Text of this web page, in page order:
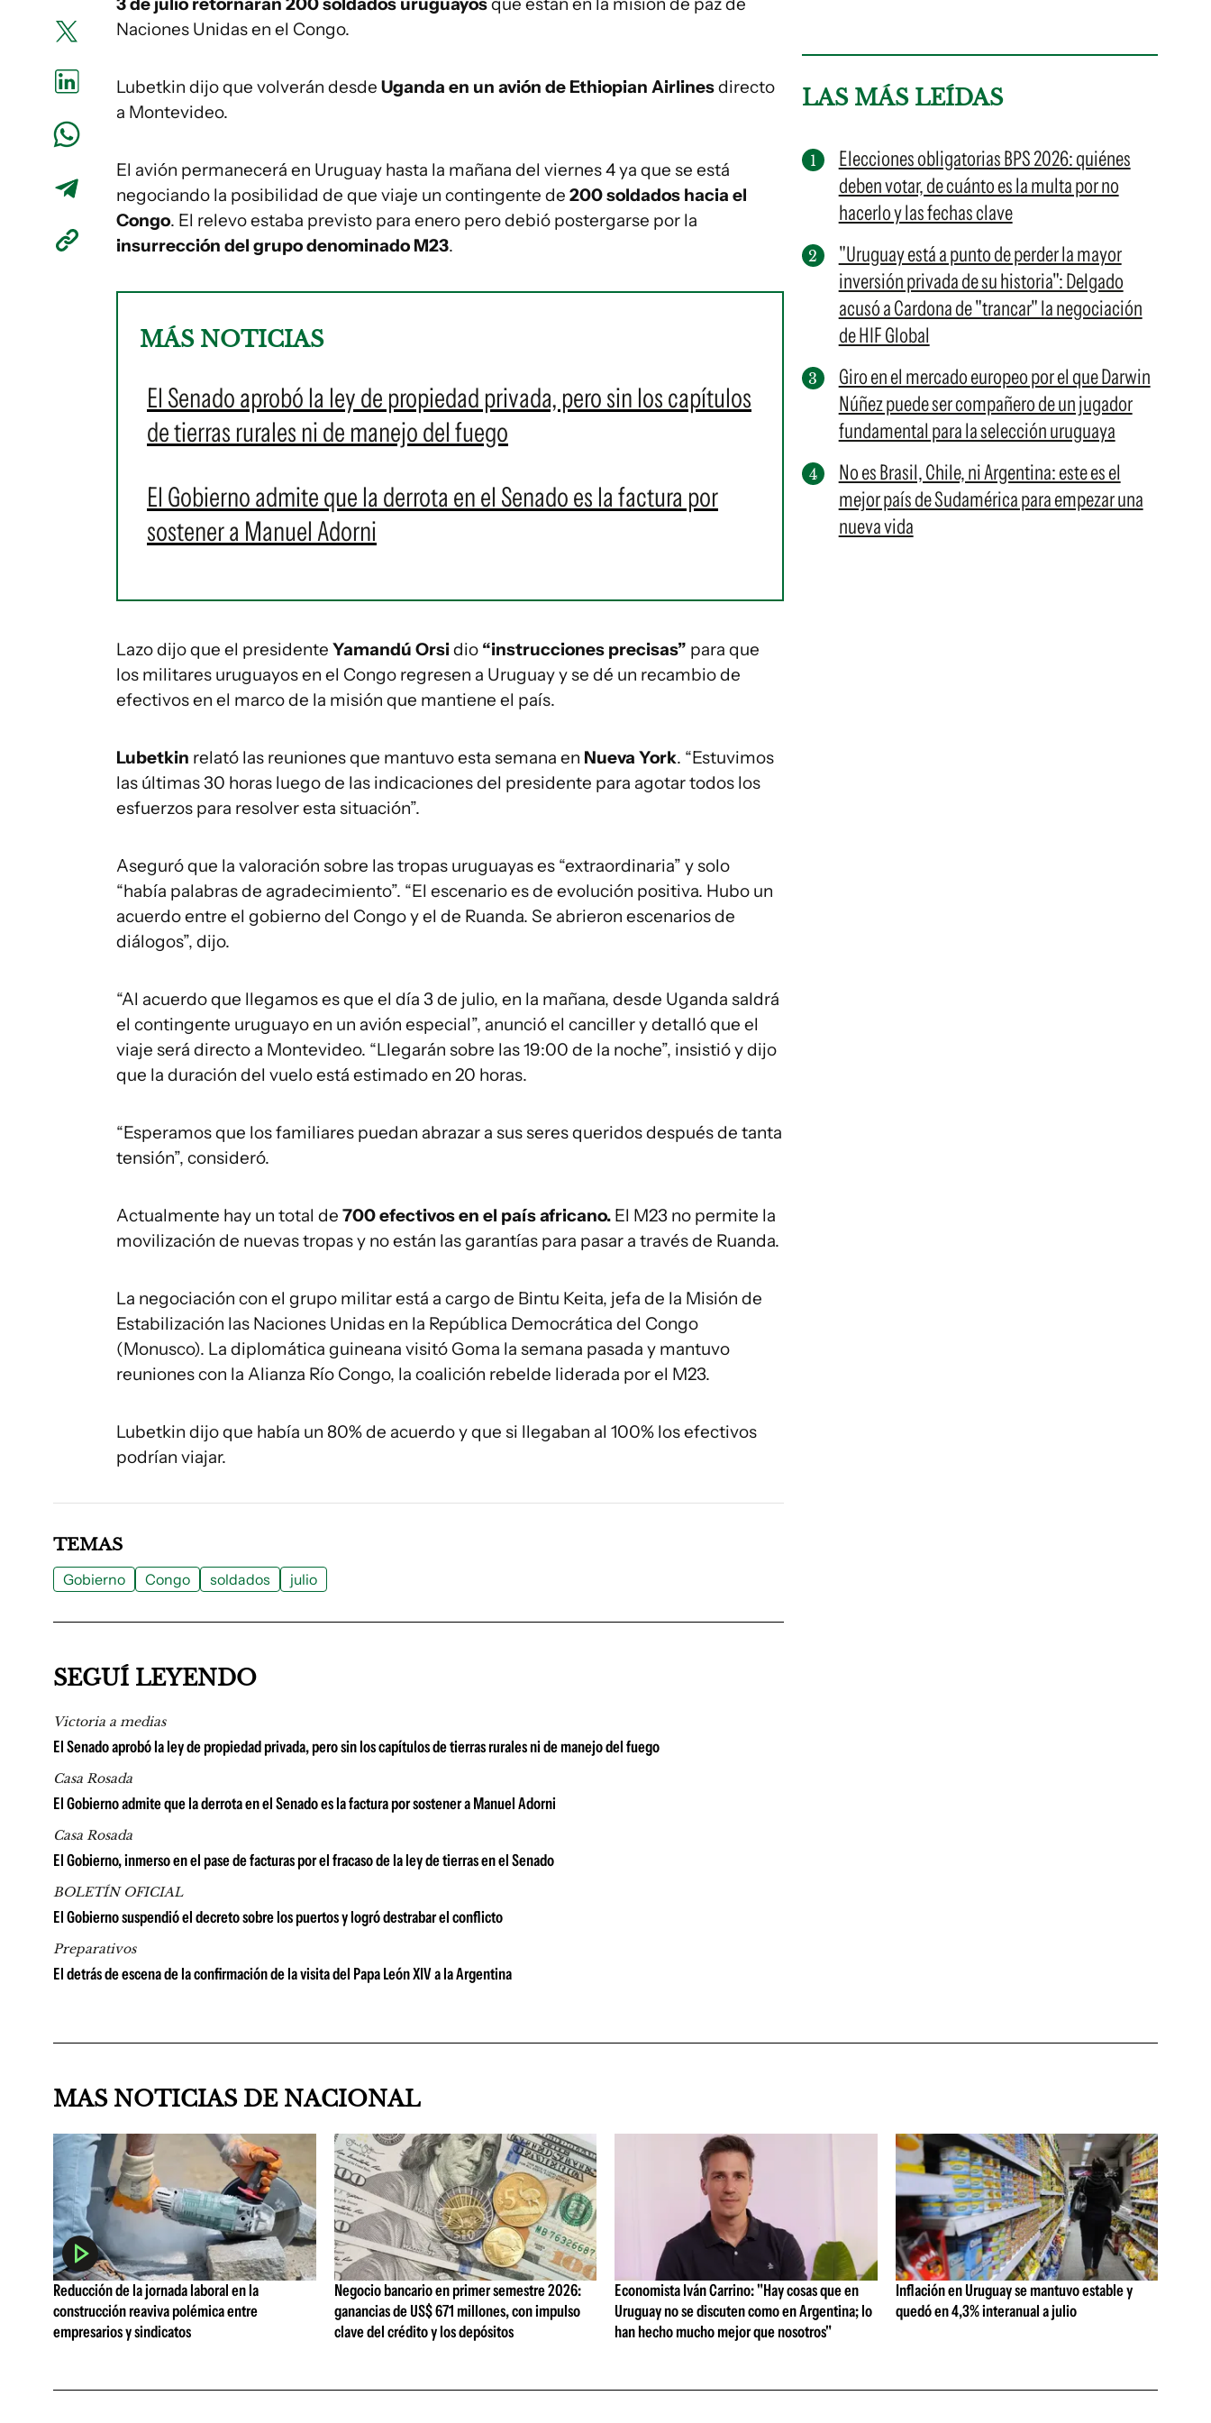
Naciones Unidas en el Congo.
Lubetkin dijo que volverán desde Uganda en un avión de Ethiopian Airlinesdirecto
a Montevideo.
El avión permanecerá en Uruguay hasta la mañana del viernes 4 ya que se está
negociando la posibilidad de que viaje un contingente de 200 soldados hacia el
Congo. El relevo estaba previsto para enero pero debió postergarse por la
insurrección del grupo denominado M23.
MÁS NOTICIAS
El Senado aprobó la ley de propiedad privada, pero sin los capítulos
de tierras rurales ni de manejo del fuego
El Gobierno admite que la derrota en el Senado es la factura por
sostener a Manuel Adorni
Lazo dijo que el presidente Yamandú Orsi dio “instrucciones precisas” para que
los militares uruguayos en el Congo regresen a Uruguay y se dé un recambio de
efectivos en el marco de la misión que mantiene el país.
Lubetkin relató las reuniones que mantuvo esta semana en Nueva York. “Estuvimos
las últimas 30 horas luego de las indicaciones del presidente para agotar todos los
esfuerzos para resolver esta situación”.
Aseguró que la valoración sobre las tropas uruguayas es “extraordinaria” y solo
“había palabras de agradecimiento”. “El escenario es de evolución positiva. Hubo un
acuerdo entre el gobierno del Congo y el de Ruanda. Se abrieron escenarios de
diálogos”, dijo.
“Al acuerdo que llegamos es que el día 3 de julio, en la mañana, desde Uganda saldrá
el contingente uruguayo en un avión especial”, anunció el canciller y detalló que el
viaje será directo a Montevideo. “Llegarán sobre las 19:00 de la noche”, insistió y dijo
que la duración del vuelo está estimado en 20 horas.
“Esperamos que los familiares puedan abrazar a sus seres queridos después de tanta
tensión”, consideró.
Actualmente hay un total de 700 efectivos en el país africano. El M23 no permite la
movilización de nuevas tropas y no están las garantías para pasar a través de Ruanda.
La negociación con el grupo militar está a cargo de Bintu Keita, jefa de la Misión de
Estabilización las Naciones Unidas en la República Democrática del Congo
(Monusco). La diplomática guineana visitó Goma la semana pasada y mantuvo
reuniones con la Alianza Río Congo, la coalición rebelde liderada por el M23.
Lubetkin dijo que había un 80% de acuerdo y que si llegaban al 100% los efectivos
podrían viajar.
LAS MÁS LEÍDAS
Elecciones obligatorias BPS 2026: quiénes
deben votar, de cuánto es la multa por no
hacerlo y las fechas clave
"Uruguay está a punto de perder la mayor
inversión privada de su historia": Delgado
acusó a Cardona de "trancar" la negociación
de HIF Global
Giro en el mercado europeo por el que Darwin
Núñez puede ser compañero de un jugador
fundamental para la selección uruguaya
No es Brasil, Chile, ni Argentina: este es el
mejor país de Sudamérica para empezar una
nueva vida
TEMAS
Gobierno Congo soldados julio
SEGUÍ LEYENDO
Victoria a medias
El Senado aprobó la ley de propiedad privada, pero sin los capítulos de tierras rurales ni de manejo del fuego
Casa Rosada
El Gobierno admite que la derrota en el Senado es la factura por sostener a Manuel Adorni
Casa Rosada
El Gobierno, inmerso en el pase de facturas por el fracaso de la ley de tierras en el Senado
BOLETÍN OFICIAL
El Gobierno suspendió el decreto sobre los puertos y logró destrabar el conflicto
Preparativos
El detrás de escena de la confirmación de la visita del Papa León XIV a la Argentina
MAS NOTICIAS DE NACIONAL
Reducción de la jornada laboral en la
construcción reaviva polémica entre
empresarios y sindicatos
Negocio bancario en primer semestre 2026:
ganancias de US$ 671 millones, con impulso
clave del crédito y los depósitos
Economista Iván Carrino: "Hay cosas que en
Uruguay no se discuten como en Argentina; lo
han hecho mucho mejor que nosotros"
Inflación en Uruguay se mantuvo estable y
quedó en 4,3% interanual a julio